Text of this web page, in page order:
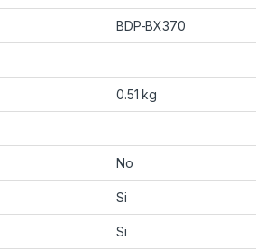
BDP-BX370
0.51 kg
No
Si
Si